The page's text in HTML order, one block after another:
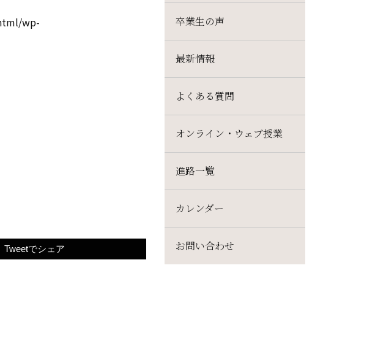
wp-
Tweetでシェア
卒業生の声
最新情報
よくある質問
オンライン・ウェブ授業
進路一覧
カレンダー
お問い合わせ